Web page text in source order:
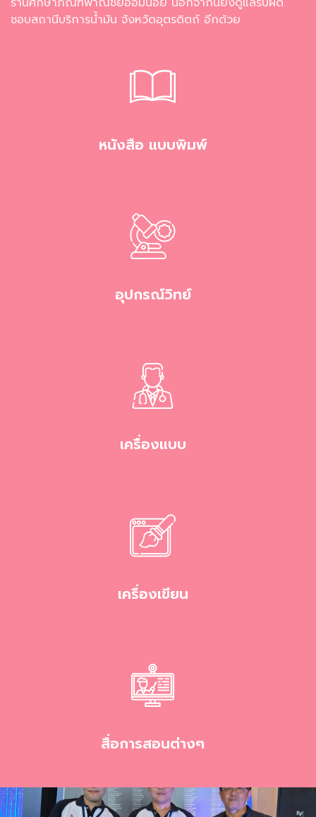
ชอบสถานีบริการน้ำมัน จังหวัดอุตรดิตถ์ อีกด้วย
หนังสือ แบบพิมพ์
อุปกรณ์วิทย์
เครื่องแบบ
เครื่องเขียน
สื่อการสอนต่างๆ